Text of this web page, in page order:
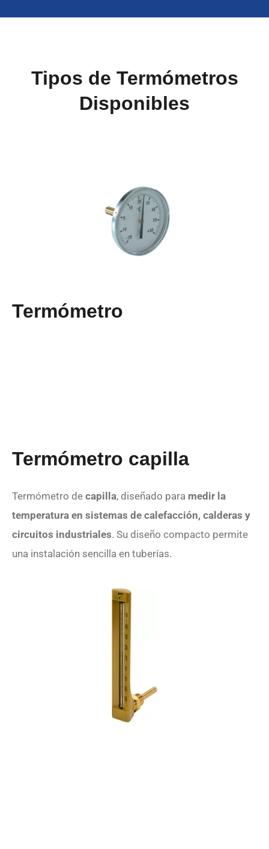
Tipos de Termómetros
Disponibles
Termómetro
Termómetro capilla
Termómetro de capilla, diseñado para medir la
temperatura en sistemas de calefacción, calderas y
circuitos industriales. Su diseño compacto permite
una instalación sencilla en tuberías.